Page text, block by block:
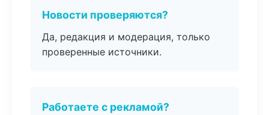
Новости проверяются?
Да, редакция и модерация, только
проверенные источники.
Работаете с рекламой?